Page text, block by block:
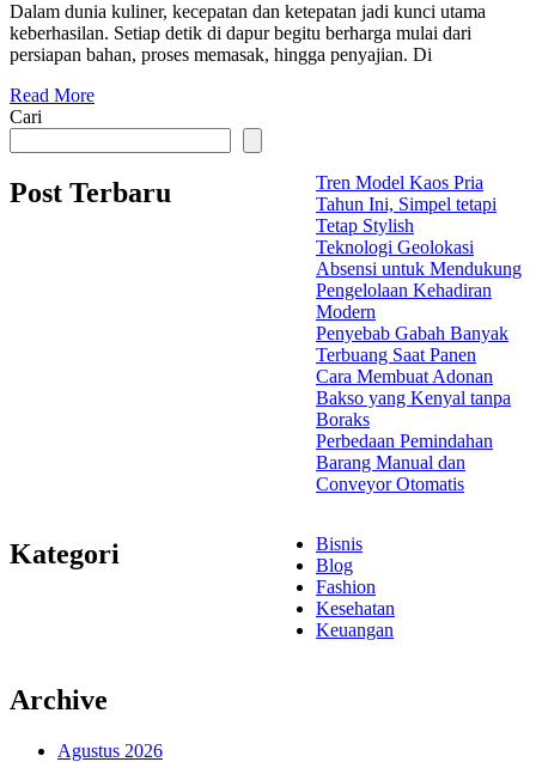
Dalam dunia kuliner, kecepatan dan ketepatan jadi kunci utama
keberhasilan. Setiap detik di dapur begitu berharga mulai dari
persiapan bahan, proses memasak, hingga penyajian. Di
Read More
Cari
Post Terbaru
Tren Model Kaos Pria
Tahun Ini, Simpel tetapi
Tetap Stylish
Teknologi Geolokasi
Absensi untuk Mendukung
Pengelolaan Kehadiran
Modern
Penyebab Gabah Banyak
Terbuang Saat Panen
Cara Membuat Adonan
Bakso yang Kenyal tanpa
Boraks
Perbedaan Pemindahan
Barang Manual dan
Conveyor Otomatis
Kategori
Bisnis
Blog
Fashion
Kesehatan
Keuangan
Archive
Agustus 2026